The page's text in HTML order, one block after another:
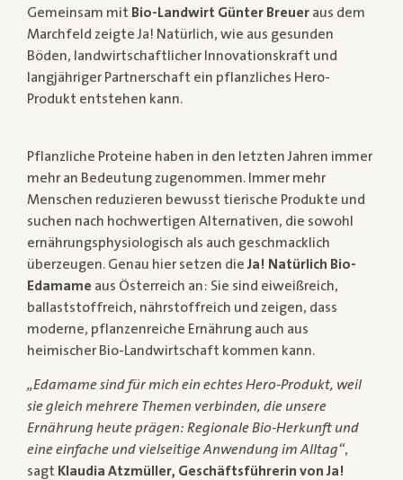
Gemeinsam mit Bio-Landwirt Günter Breuer aus dem
Marchfeld zeigte Ja! Natürlich, wie aus gesunden
Böden, landwirtschaftlicher Innovationskraft und
langjähriger Partnerschaft ein pflanzliches Hero-
Produkt entstehen kann.
Pflanzliche Proteine haben in den letzten Jahren immer
mehr an Bedeutung zugenommen. Immer mehr
Menschen reduzieren bewusst tierische Produkte und
suchen nach hochwertigen Alternativen, die sowohl
ernährungsphysiologisch als auch geschmacklich
überzeugen. Genau hier setzen die Ja! Natürlich Bio-
Edamame aus Österreich an: Sie sind eiweißreich,
ballaststoffreich, nährstoffreich und zeigen, dass
moderne, pflanzenreiche Ernährung auch aus
heimischer Bio-Landwirtschaft kommen kann.
„Edamame sind für mich ein echtes Hero-Produkt, weil
sie gleich mehrere Themen verbinden, die unsere
Ernährung heute prägen: Regionale Bio-Herkunft und
eine einfache und vielseitige Anwendung im Alltag“,
sagt Klaudia Atzmüller, Geschäftsführerin von Ja!